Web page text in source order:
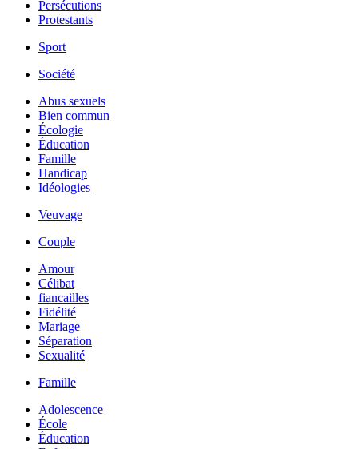
Persécutions
Protestants
Sport
Société
Abus sexuels
Bien commun
Écologie
Éducation
Famille
Handicap
Idéologies
Veuvage
Couple
Amour
Célibat
fiancailles
Fidélité
Mariage
Séparation
Sexualité
Famille
Adolescence
École
Éducation